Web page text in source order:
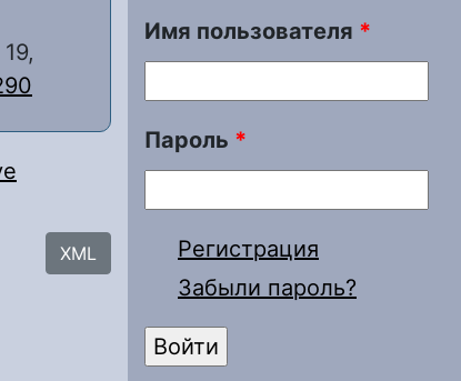
XML
Имя пользователя *
Пароль *
Регистрация
Забыли пароль?